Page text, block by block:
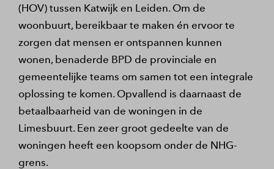
(HOV) tussen Katwijk en Leiden. Om de
woonbuurt, bereikbaar te maken én ervoor te
zorgen dat mensen er ontspannen kunnen
wonen, benaderde BPD de provinciale en
gemeentelijke teams om samen tot een integrale
oplossing te komen. Opvallend is daarnaast de
betaalbaarheid van de woningen in de
Limesbuurt. Een zeer groot gedeelte van de
woningen heeft een koopsom onder de NHG-
grens.